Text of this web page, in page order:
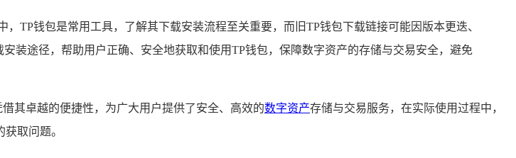
TP钱包是常用工具，了解其下载安装流程至关重要，而旧TP钱包下载链接可能因版本更迭、
装途径，帮助用户正确、安全地获取和使用TP钱包，保障数字资产的存储与交易安全，避免
其卓越的便捷性，为广大用户提供了安全、高效的数字资产存储与交易服务，在实际使用过程中，
取问题。